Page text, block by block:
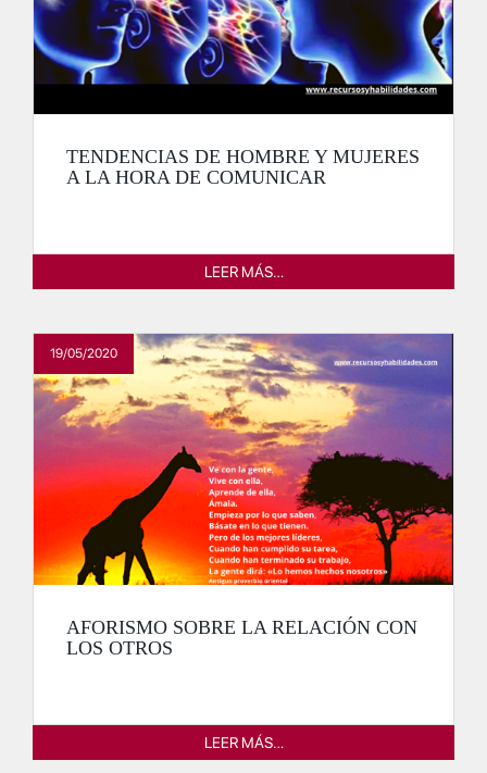
TENDENCIAS DE HOMBRE Y MUJERES
A LA HORA DE COMUNICAR
LEER MÁS…
19/05/2020
AFORISMO SOBRE LA RELACIÓN CON
LOS OTROS
LEER MÁS…